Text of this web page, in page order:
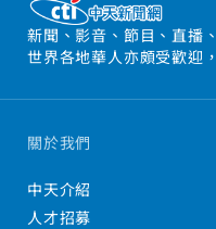
新聞、影音、節目、直播
世界各地華人亦頗受歡迎
關於我們
中天介紹
人才招募